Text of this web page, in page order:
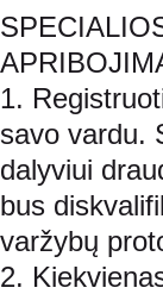
1.
savo vardu.
dalyviui
bus
varžybų
2.